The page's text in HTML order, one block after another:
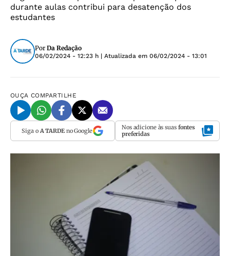
durante aulas contribui para desatenção dos
estudantes
Por Da Redação
06/02/2024 - 12:23 h | Atualizada em 06/02/2024 - 13:01
OUÇA COMPARTILHE
Siga o A TARDEno Google Nos adicione às suas fontes
preferidas